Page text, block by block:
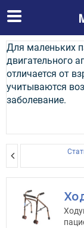
Для маленьких
двигательного
отличается от
учитываются
заболевание.